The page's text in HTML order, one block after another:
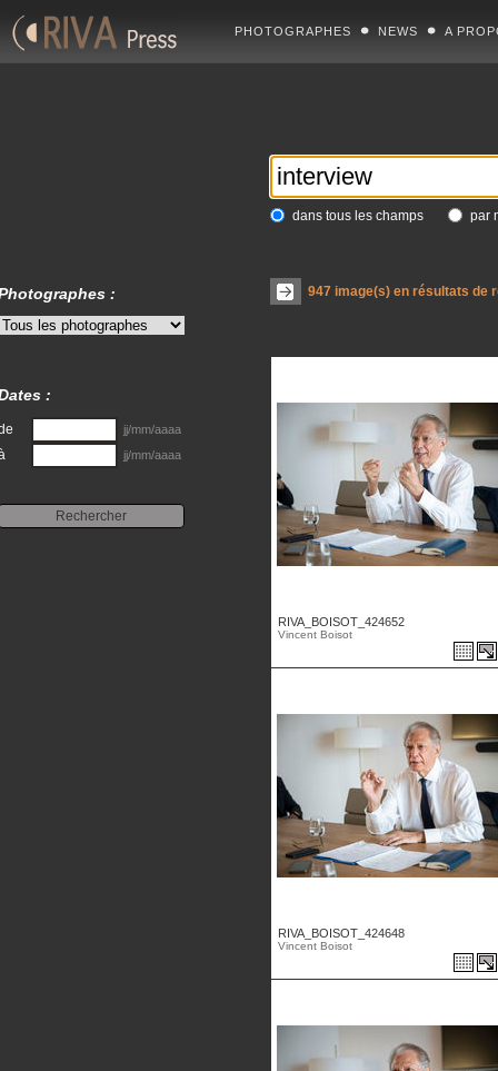
PHOTOGRAPHES NEWS A
dans tous les champs par
947image(s) en résultats de
RIVA_BOISOT_424652
Vincent Boisot
RIVA_BOISOT_424648
Vincent Boisot
:
:
jj/mm/aaaa
jj/mm/aaaa